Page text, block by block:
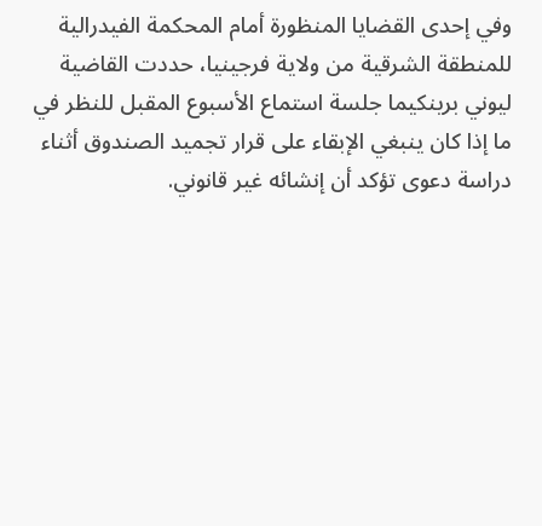
وفي إحدى القضايا المنظورة أمام المحكمة الفيدرالية
للمنطقة الشرقية من ولاية فرجينيا، حددت القاضية
ليوني برينكيما جلسة استماع الأسبوع المقبل للنظر في
ما إذا كان ينبغي الإبقاء على قرار تجميد الصندوق أثناء
دراسة دعوى تؤكد أن إنشائه غير قانوني.